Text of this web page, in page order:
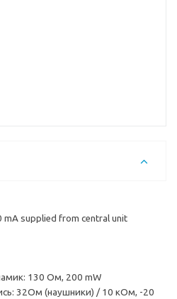
mA supplied from central unit
130 Ом, 200 mW
32Ом (наушники) / 10 кОм, -20